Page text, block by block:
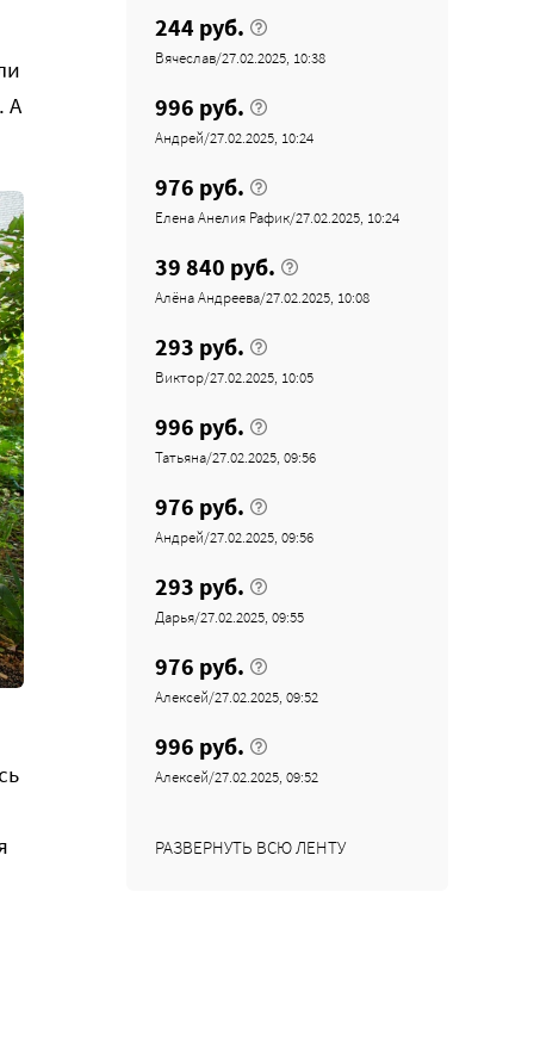
А
244 руб.
Вячеслав/27.02.2025, 10:38
996 руб.
Андрей/27.02.2025, 10:24
976 руб.
Елена Анелия Рафик/27.02.2025, 10:24
39 840 руб.
Алёна Андреева/27.02.2025, 10:08
293 руб.
Виктор/27.02.2025, 10:05
996 руб.
Татьяна/27.02.2025, 09:56
976 руб.
Андрей/27.02.2025, 09:56
293 руб.
Дарья/27.02.2025, 09:55
976 руб.
Алексей/27.02.2025, 09:52
996 руб.
Алексей/27.02.2025, 09:52
РАЗВЕРНУТЬ ВСЮ ЛЕНТУ